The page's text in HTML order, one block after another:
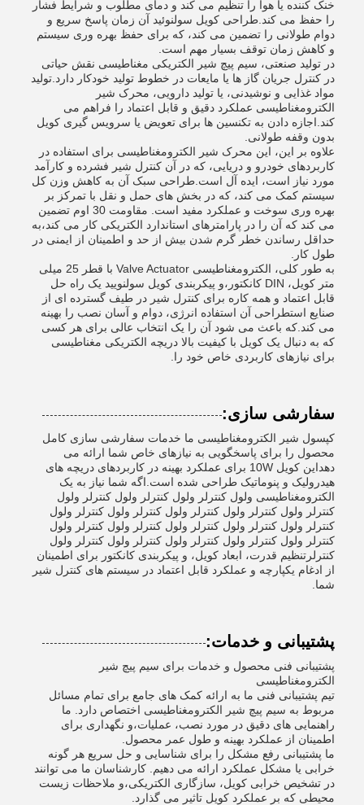
خنک کننده یا هوا را تنظیم می کند و دمای مطلوب و شرایط فشار
را حفظ می کند.طراحی کویل سولنوئید آن زمان پاسخ سریع و
دوام طولانی را تضمین می کند، که برای حفظ بهره وری سیستم
و کاهش زمان توقف بسیار مهم است.
در تولید صنعتی، سیم پیچ شیر الکتریکی مغناطیسی نقش حیاتی
در کنترل جریان گاز ها یا مایعات در خطوط تولید خودکار دارد.تولید
مواد غذایی و نوشیدنی، یا تولید دارویی، محرک شیر
الکترومغناطیسی عملکرد دقیق و قابل اعتماد را فراهم می
کند.اجازه دادن به تکنسین ها برای تعویض یا سرویس گیری کویل
بدون وقفه طولانی.
علاوه بر این، این محرک شیر الکترومغناطیسی برای استفاده در
کاربردهای خودرو و دریایی، که در آن کنترل شیر فشرده و کارآمد
مورد نیاز است، ایده آل است.طراحی سبک آن به کاهش وزن کل
سیستم کمک می کند، که در بخش های حمل و نقل با تمرکز بر
بهره وری سوخت و عملکرد مفید است. مقاومت 30 اوم تضمین
می کند که آن را در پارامترهای استاندارد الکتریکی کار می کند،به
حداقل رساندن خطر گرم شدن بیش از حد و اطمینان از ایمنی در
طول کار.
به طور کلی، الکترومغناطیسی Valve Actuator با قطر 25 میلی
متر کویل، DIN کانکتور،و پیکربندی کویل سولنویید یک راه حل
قابل اعتماد و همه کاره برای کنترل شیر در طیف گسترده ای از
صنایع استطراحی آن استفاده انرژی، دوام و آسان نصب را بهینه
می کند.که باعث می شود آن را یک انتخاب عالی برای هر کسی
که به دنبال یک کویل با کیفیت بالا دریچه الکتریکی مغناطیسی
برای نیازهای کاربردی خاص خود را.
سفارشی سازی:
کپسول شیر الکترومغناطیسی ما خدمات سفارشی سازی کامل
محصول را برای پاسخگویی به نیازهای خاص شما ارائه می
دهداین کویل 10W برای عملکرد بهینه در کاربردهای دریچه های
هیدرولیک و پنوماتیک طراحی شده است.اگه شما نیاز به یک
الکترومغناطیسی ولول کنترلر ولول کنترلر ولول کنترلر ولول
کنترلر ولول کنترلر ولول کنترلر ولول کنترلر ولول کنترلر ولول
کنترلر ولول کنترلر ولول کنترلر ولول کنترلر ولول کنترلر ولول
کنترلر ولول کنترلر ولول کنترلر ولول کنترلر ولول کنترلر ولول
کنترلرتنظیم قدرت، ابعاد کویل، و پیکربندی کانکتور برای اطمینان
از ادغام یکپارچه و عملکرد قابل اعتماد در سیستم های کنترل شیر
شما.
پشتیبانی و خدمات:
پشتیبانی فنی محصول و خدمات برای سیم پیچ شیر
الکترومغناطیسی
تیم پشتیبانی فنی ما به ارائه کمک های جامع برای تمام مسائل
مربوط به سیم پیچ شیر الکترومغناطیسی اختصاص دارد. ما
راهنمایی های دقیق در مورد نصب، عملیات،و نگهداری برای
اطمینان از عملکرد بهینه و طول عمر محصول.
ما پشتیبانی رفع مشکل را برای شناسایی و حل سریع هر گونه
خرابی یا مشکل عملکرد ارائه می دهیم. کارشناسان ما می توانند
در تشخیص خرابی کویل، سازگاری الکتریکی،و ملاحظات زیست
محیطی که بر عملکرد کویل تاثیر می گذارد.